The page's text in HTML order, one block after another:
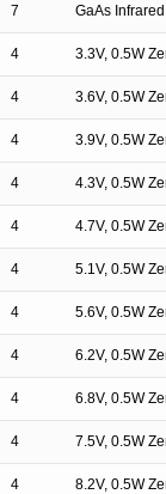
7 GaAs
4 3.3V, 0.5W
4 3.6V, 0.5W
4 3.9V, 0.5W
4 4.3V, 0.5W
4 4.7V, 0.5W
4 5.1V, 0.5W
4 5.6V, 0.5W
4 6.2V, 0.5W
4 6.8V, 0.5W
4 7.5V, 0.5W
4 8.2V, 0.5W